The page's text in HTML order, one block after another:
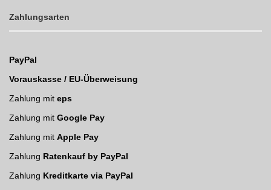
Zahlungsarten
PayPal
Vorauskasse / EU-Überweisung
Zahlung mit eps
Zahlung mit Google Pay
Zahlung mit Apple Pay
Zahlung Ratenkauf by PayPal
Zahlung Kreditkarte via PayPal